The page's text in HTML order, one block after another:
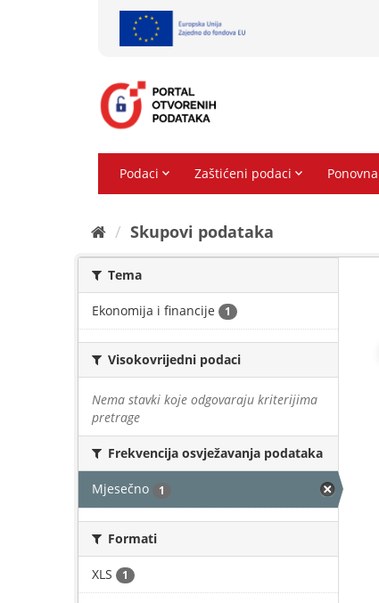
Skupovi podаtаkа
Tema
Ekonomija i financije 1
Visokovrijedni podaci
Nema stavki koje odgovaraju kriterijima
pretrage
Frekvencija osvježavanja podataka
Mjesečno 1
Formati
XLS 1